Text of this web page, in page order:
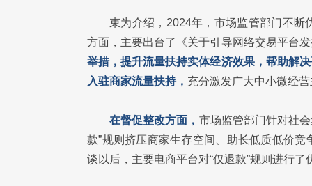
束为介绍，2024年，市场监管部门不
方面，主要出台了《关于引导网络交易平台
举措，提升流量扶持实体经济效果，帮助解
入驻商家流量扶持， 充分激发广大中小微经
在督促整改方面， 市场监管部门针对社
款”规则挤压商家生存空间、助长低质低价
谈以后，主要电商平台对“仅退款”规则进行